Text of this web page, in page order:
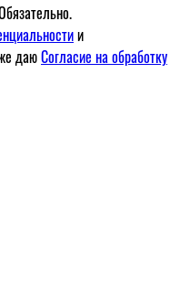
и
даюСогласие на обработку